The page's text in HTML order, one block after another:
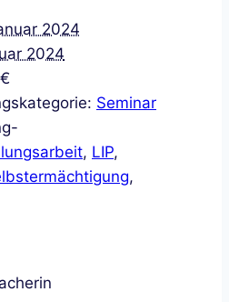
2024
2024
Seminar
, LIP,
,